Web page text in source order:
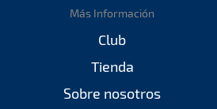
Más Información
Club
Tienda
Sobre nosotros